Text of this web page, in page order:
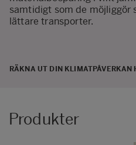
samtidigt som de möjliggör
lättare transporter.
RÄKNA UT DIN KLIMATPÅVERKAN
Produkter